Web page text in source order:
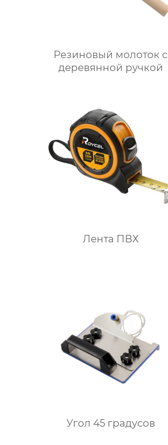
Резиновый молоток с
деревянной ручкой
Лента ПВХ
Угол 45 градусов